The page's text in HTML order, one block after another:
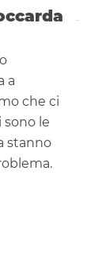
a
che ci
sono le
stanno